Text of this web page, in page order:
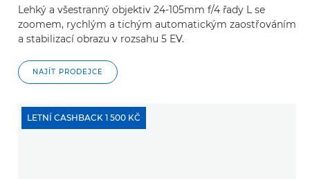
Lehký a všestranný objektiv 24-105mm f/4 řady L se
zoomem, rychlým a tichým automatickým zaostřováním
a stabilizací obrazu v rozsahu 5 EV.
NAJÍT PRODEJCE
LETNÍ CASHBACK 1 500 KČ